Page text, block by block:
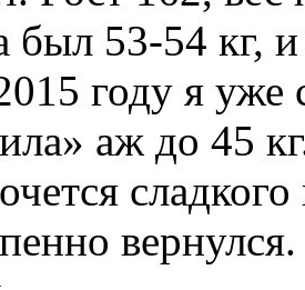
был 53-54 кг,
году я уже
аж до 45